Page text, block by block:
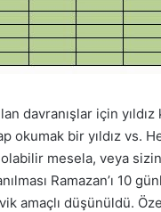
davranışlar için
okumak bir yıldız vs.
olabilir mesela, veya
Ramazan’ı 10
amaçlı düşünüldü.